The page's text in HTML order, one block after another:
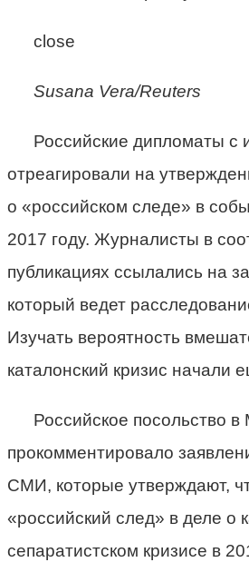
close
Susana Vera/Reuters
Российские дипломаты с
отреагировали на
о «российском следе» в
2017 году. Журналисты в
публикациях ссылались на
который ведет
Изучать вероятность
каталонский кризис начали
Российское посольство
прокомментировало
СМИ, которые утверждают,
«российский след» в деле о
сепаратистском кризисе в